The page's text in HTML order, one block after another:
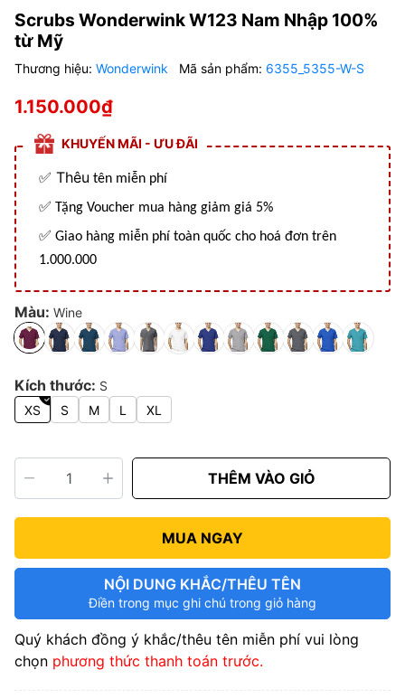
Scrubs Wonderwink W123 Nam Nhập 100%
từ Mỹ
Thương hiệu: Wonderwink Mã sản phẩm: 6355_5355-W-S
1.150.000₫
KHUYẾN MÃI - ƯU ĐÃI
✅ Thêu tên miễn phí
✅ Tặng Voucher mua hàng giảm giá 5%
✅ Giao hàng miễn phí toàn quốc cho hoá đơn trên
1.000.000
Màu: Wine
Kích thước: S
XS
S M L XL
THÊM VÀO GIỎ
MUA NGAY
NỘI DUNG KHẮC/THÊU TÊN
Điền trong mục ghi chú trong giỏ hàng
Quý khách đồng ý khắc/thêu tên miễn phí vui lòng
chọn phương thức thanh toán trước.